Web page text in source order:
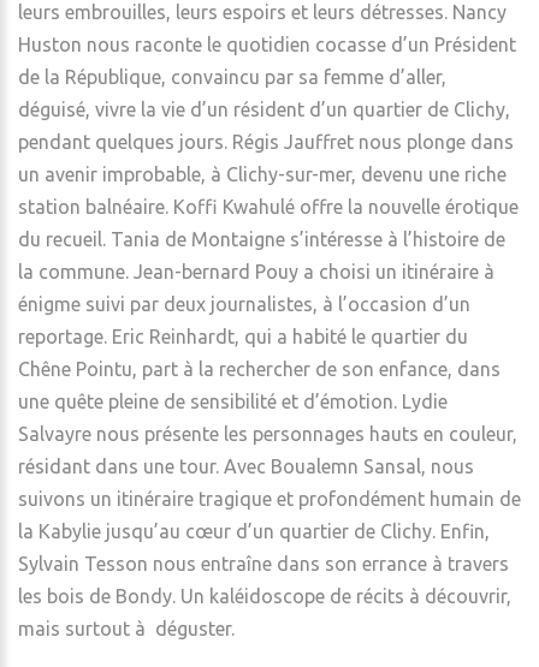
leurs embrouilles, leurs espoirs et leurs détresses. Nancy
Huston nous raconte le quotidien cocasse d’un Président
de la République, convaincu par sa femme d’aller,
déguisé, vivre la vie d’un résident d’un quartier de Clichy,
pendant quelques jours. Régis Jauffret nous plonge dans
un avenir improbable, à Clichy-sur-mer, devenu une riche
station balnéaire. Koffi Kwahulé offre la nouvelle érotique
du recueil. Tania de Montaigne s’intéresse à l’histoire de
la commune. Jean-bernard Pouy a choisi un itinéraire à
énigme suivi par deux journalistes, à l’occasion d’un
reportage. Eric Reinhardt, qui a habité le quartier du
Chêne Pointu, part à la rechercher de son enfance, dans
une quête pleine de sensibilité et d’émotion. Lydie
Salvayre nous présente les personnages hauts en couleur,
résidant dans une tour. Avec Boualemn Sansal, nous
suivons un itinéraire tragique et profondément humain de
la Kabylie jusqu’au cœur d’un quartier de Clichy. Enfin,
Sylvain Tesson nous entraîne dans son errance à travers
les bois de Bondy. Un kaléidoscope de récits à découvrir,
mais surtout à déguster.